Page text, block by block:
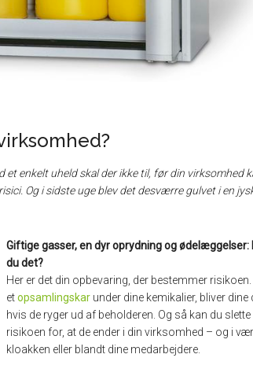
et enkelt uheld skal der ikke til, før din virksomhed
Og i sidste uge blev det desværre gulvet i en
Giftige gasser, en dyr oprydning og ødelæggelser:
du det?
Her er det din opbevaring, der bestemmer
etopsamlingskar under dine kemikalier, bliver dine
hvis de ryger ud af beholderen. Og så kan du
risikoen for, at de ender i din virksomhed – og i
kloakken eller blandt dine medarbejdere.